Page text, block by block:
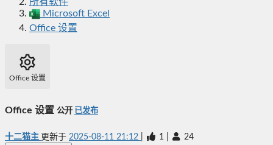
Microsoft Excel
Office 设置
Office 设置
Office 设置 公开 已发布
十二猫主 更新于 2025-08-11 21:12 1 24